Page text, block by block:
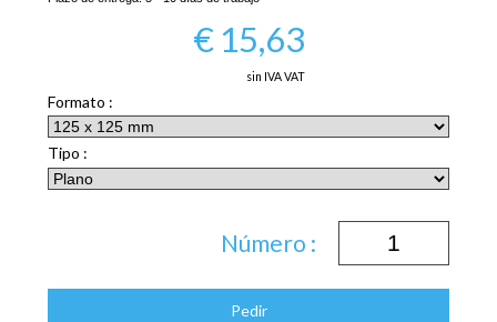
€ 15,63
sin IVA VAT
Formato :
Tipo :
Número :
Pedir